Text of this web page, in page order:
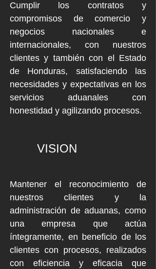
Cumplir los contratos y
compromisos de comercio y
negocios nacionales e
internacionales, con nuestros
clientes y también con el Estado
de Honduras, satisfaciendo las
necesidades y expectativas en los
servicios aduanales con
honestidad y agilizando procesos.
VISION
Mantener el reconocimiento de
nuestros clientes y la
administración de aduanas, como
una empresa que actúa
íntegramente, en beneficio de los
clientes con procesos, realizados
con eficiencia y eficacia que